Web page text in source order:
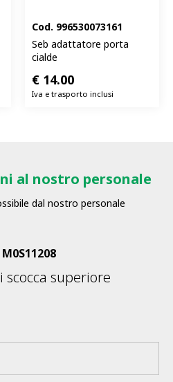
Cod. 996530073161
Seb adattatore porta
cialde
€ 14.00
Iva e trasporto inclusi
al nostro personale
dal nostro personale
M0S11208
scocca superiore